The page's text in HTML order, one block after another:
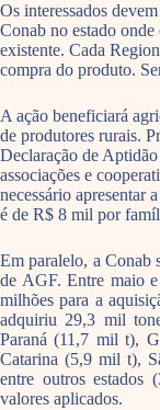
Os interessados
Conab no estado
existente. Cada
compra do produto.
A ação beneficiará
de produtores rurais.
Declaração de
associações e
necessário apresentar
é de R$ 8 mil por
Em paralelo, a Conab
de AGF. Entre maio
milhões para a
adquiriu 29,3 mil
Paraná (11,7 mil t),
Catarina (5,9 mil t),
entre outros
valores aplicados.